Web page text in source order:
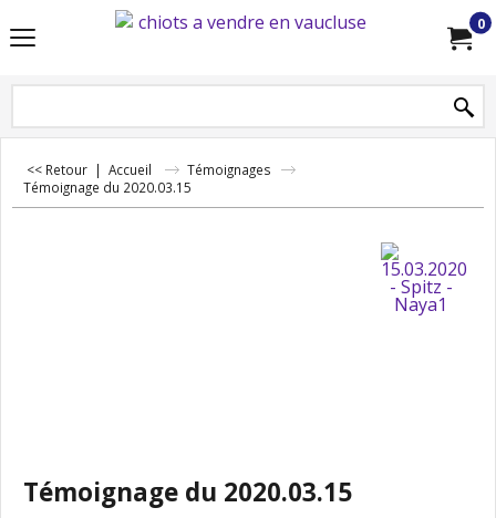
0
<< Retour | Accueil
Témoignages
Témoignage du 2020.03.15
Témoignage du 2020.03.15